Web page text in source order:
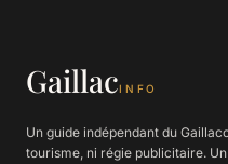
GaillacINFO
Un guide indépendant du
tourisme, ni régie publicitaire.